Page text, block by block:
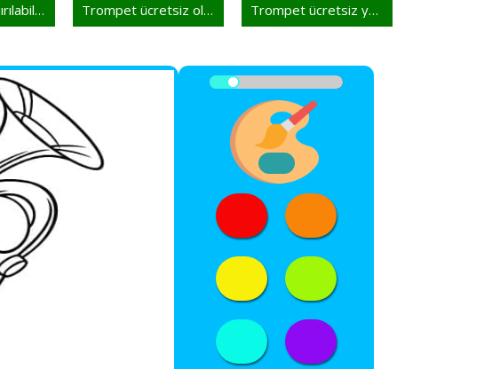
Trompet yazdırılabilir resim Trompet ücretsiz olarak Trompet ücretsiz yazdırılabilir